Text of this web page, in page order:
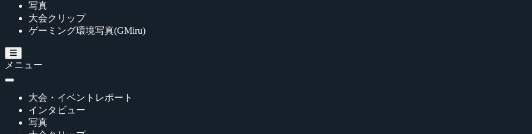
写真
大会クリップ
ゲーミング環境写真(GMiru)
メニュー
大会・イベントレポート
インタビュー
写真